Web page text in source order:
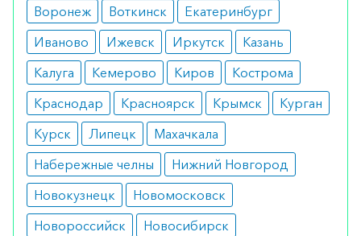
Воронеж
Воткинск
Екатеринбург
Иваново
Ижевск Иркутск
Казань
Калуга
Кемерово Киров
Кострома
Краснодар
Красноярск Крымск
Курган
Курск
Липецк
Махачкала
Набережные челны
Нижний Новгород
Новокузнецк
Новомосковск
Новороссийск
Новосибирск